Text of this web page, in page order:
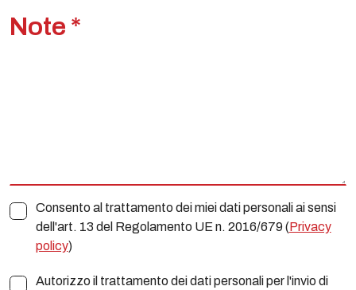
Note *
Consento al trattamento dei miei dati personali ai sensi
dell'art. 13 del Regolamento UE n. 2016/679 (Privacy
policy)
Autorizzo il trattamento dei dati personali per l'invio di